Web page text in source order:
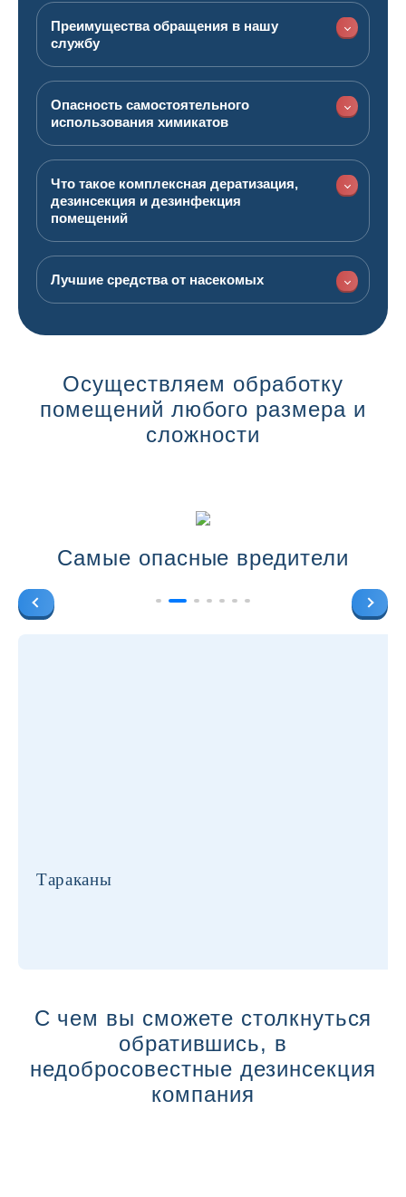
Преимущества обращения в нашу
службу
Опасность самостоятельного
использования химикатов
Что такое комплексная дератизация,
дезинсекция и дезинфекция
помещений
Лучшие средства от насекомых
Осуществляем обработку
помещений любого размера и
сложности
Самые опасные вредители
Тараканы
С чем вы сможете столкнуться
обратившись, в
недобросовестные дезинсекция
компания